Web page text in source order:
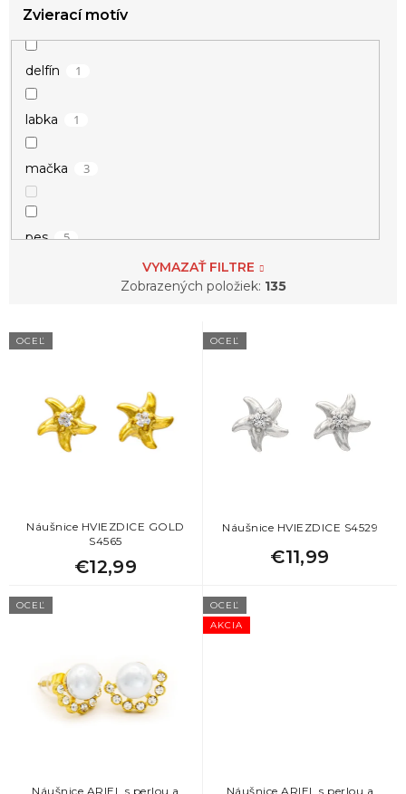
perly 4
vločky
Zvierací motív
delfín 1
labka 1
mačka 3
pes 5
vážka
VYMAZAŤ FILTRE
Zobrazených položiek: 135
V
ýOCEĽ
Náušnice HVIEZDICE GOLD
S4565
€12,99
OCEĽ
Náušnice HVIEZDICE S4529
€11,99
OCEĽ
Náušnice ARIEL s perlou a
AKCIA
OCEĽ
Náušnice ARIEL s perlou a